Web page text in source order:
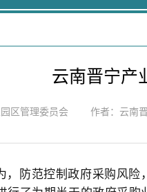
云南晋宁产
园区管理委员会 作者：云南晋
，防范控制政府采购风